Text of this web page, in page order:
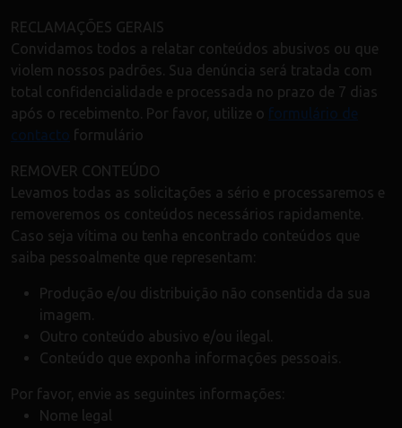
RECLAMAÇÕES GERAIS
Convidamos todos a relatar conteúdos abusivos ou que
violem nossos padrões. Sua denúncia será tratada com
total confidencialidade e processada no prazo de 7 dias
após o recebimento. Por favor, utilize o formulário de
contacto formulário
REMOVER CONTEÚDO
Levamos todas as solicitações a sério e processaremos e
removeremos os conteúdos necessários rapidamente.
Caso seja vítima ou tenha encontrado conteúdos que
saiba pessoalmente que representam:
Produção e/ou distribuição não consentida da sua
imagem.
Outro conteúdo abusivo e/ou ilegal.
Conteúdo que exponha informações pessoais.
Por favor, envie as seguintes informações:
Nome legal